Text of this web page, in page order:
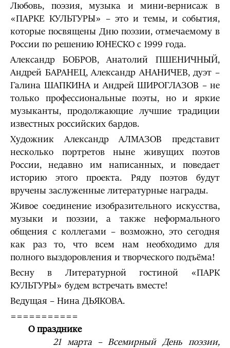
Любовь, поэзия, музыка и мини-вернисаж в
«ПАРКЕ КУЛЬТУРЫ» – это и темы, и события,
которые посвящены Дню поэзии, отмечаемому в
России по решению ЮНЕСКО с 1999 года.
Александр БОБРОВ, Анатолий ПШЕНИЧНЫЙ,
Андрей БАРАНЕЦ, Александр АНАНИЧЕВ, дуэт –
Галина ШАПКИНА и Андрей ШИРОГЛАЗОВ – не
только профессиональные поэты, но и яркие
музыканты, продолжающие лучшие традиции
известных российских бардов.
Художник Александр АЛМАЗОВ представит
несколько портретов ныне живущих поэтов
России, недавно им написанных, и поведает
историю этого проекта. Ряду поэтов будут
вручены заслуженные литературные награды.
Живое соединение изобразительного искусства,
музыки и поэзии, а также неформального
общения с коллегами – возможно, это сегодня
как раз то, что всем нам необходимо для
полного выздоровления и творческого подъёма!
Весну в Литературной гостиной «ПАРК
КУЛЬТУРЫ» будем встречать вместе!
Ведущая – Нина ДЬЯКОВА.
===========
О празднике
21 марта
– Всемирный День поэзии,